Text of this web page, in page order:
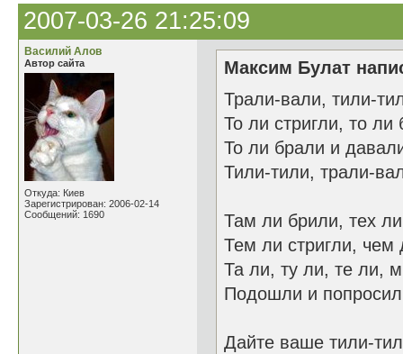
2007-03-26 21:25:09
Василий Алов
Автор сайта
Откуда: Киев
Зарегистрирован: 2006-02-14
Сообщений: 1690
Максим Булат
Трали-вали, тили-
То ли стригли, то ли
То ли брали и
Тили-тили, трали-
Там ли брили, тех
Тем ли стригли, чем
Та ли, ту ли, те ли,
Подошли и
Дайте ваше тили-